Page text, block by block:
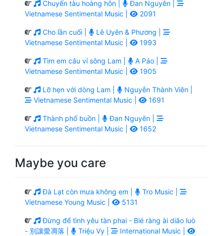
Chuyến tàu hoàng hôn |
Đan Nguyên |
Vietnamese Sentimental Music |
2091
Cho lần cuối |
Lê Uyên & Phương |
Vietnamese Sentimental Music |
1993
Tìm em câu ví sông Lam |
A Páo |
Vietnamese Sentimental Music |
1905
Lỡ hẹn với dòng Lam |
Nguyễn Thành Viên |
Vietnamese Sentimental Music |
1691
Thành phố buồn |
Đan Nguyên |
Vietnamese Sentimental Music |
1652
Maybe you care
Đà Lạt còn mưa không em |
Tro Music |
Vietnamese Young Music |
5131
Đừng để tình yêu tàn phai - Bié ràng ài diāo luò
- 別讓愛凋落 |
Triệu Vy |
International Music |